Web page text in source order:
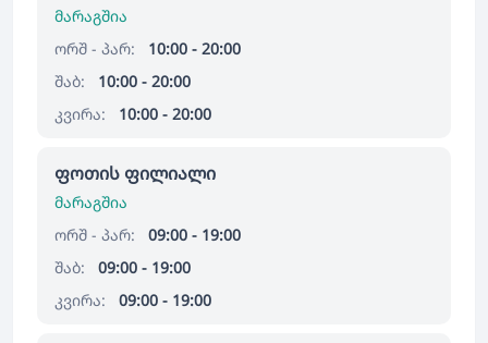
მარაგშია
ორშ - პარ:
10:00 - 20:00
შაბ:
10:00 - 20:00
კვირა:
10:00 - 20:00
ფოთის ფილიალი
მარაგშია
ორშ - პარ:
09:00 - 19:00
შაბ:
09:00 - 19:00
კვირა:
09:00 - 19:00